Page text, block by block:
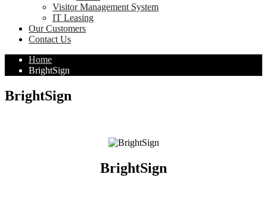
Visitor Management System
IT Leasing
Our Customers
Contact Us
Home
BrightSign
BrightSign
BrightSign